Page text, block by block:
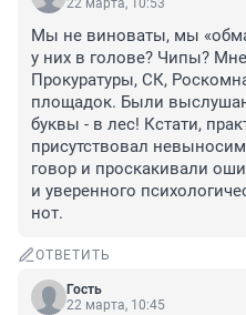
22 марта, 10:53
Мы не виноваты, мы
у них в голове? Чипы?
Прокуратуры, СК,
площадок. Были
буквы - в лес! Кстати,
присутствовал
говор и проскакивали
и уверенного
нот.
ОТВЕТИТЬ
Гость
22 марта, 10:45